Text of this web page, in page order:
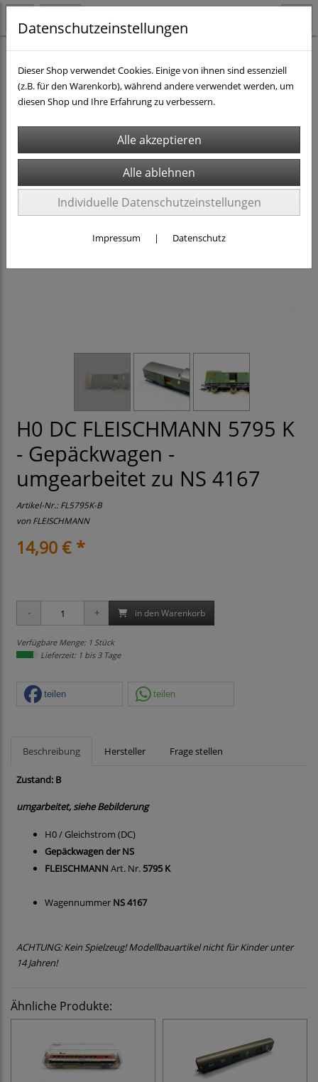
H0 DC FLEISCHMANN 5795 K
- Gepäckwagen -
umgearbeitet zu NS 4167
Artikel-Nr.:FL5795K-B
vonFLEISCHMANN
14,90 € *
in den Warenkorb
Verfügbare Menge: 1 Stück
Lieferzeit: 1 bis 3 Tage
teilen teilen
Beschreibung Hersteller Frage stellen
Zustand: B
umgarbeitet, siehe Bebilderung
H0 / Gleichstrom (DC)
Gepäckwagen der NS
FLEISCHMANN Art. Nr. 5795 K
Wagennummer NS 4167
ACHTUNG: Kein Spielzeug! Modellbauartikel nicht für Kinder unter
14 Jahren!
Ähnliche Produkte:
Datenschutzeinstellungen
Dieser Shop verwendet Cookies. Einige von ihnen sind essenziell
(z.B. für den Warenkorb), während andere verwendet werden, um
diesen Shop und Ihre Erfahrung zu verbessern.
Individuelle Datenschutzeinstellungen
Impressum | Datenschutz